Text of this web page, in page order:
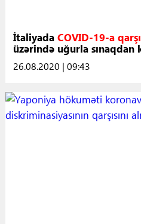
İtaliyada COVID-19-a
üzərində uğurla sınaqdan
26.08.2020 | 09:43